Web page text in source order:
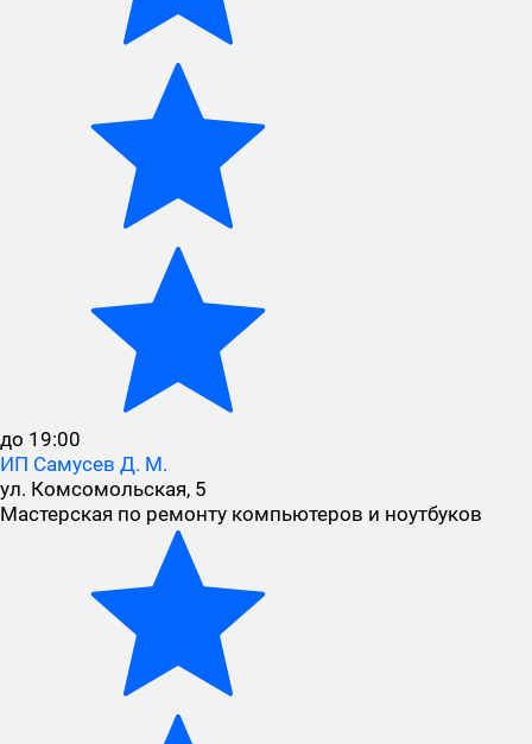
до 19:00
ИП Самусев Д. М.
ул. Комсомольская, 5
Мастерская по ремонту компьютеров и ноутбуков